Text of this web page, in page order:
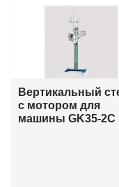
Вертикальный
с мотором для
машины GK35-2C